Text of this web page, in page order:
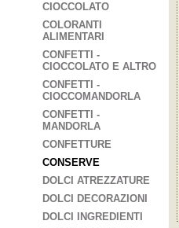
CIOCCOLATO
COLORANTI
ALIMENTARI
CONFETTI -
CIOCCOLATO E ALTRO
CONFETTI -
CIOCCOMANDORLA
CONFETTI -
MANDORLA
CONFETTURE
CONSERVE
DOLCI ATREZZATURE
DOLCI DECORAZIONI
DOLCI INGREDIENTI